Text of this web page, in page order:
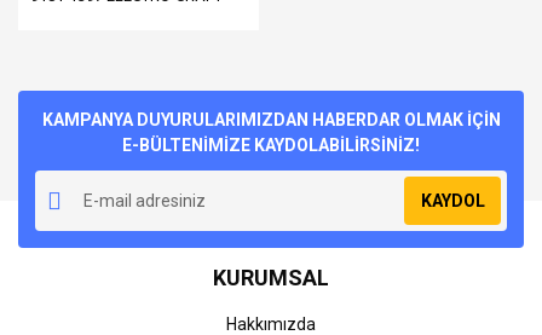
KAMPANYA DUYURULARIMIZDAN HABERDAR OLMAK İÇİN
E-BÜLTENİMİZE KAYDOLABİLİRSİNİZ!
KAYDOL
KURUMSAL
Hakkımızda